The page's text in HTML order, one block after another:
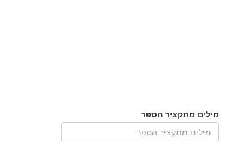
מילים מתקציר הספר